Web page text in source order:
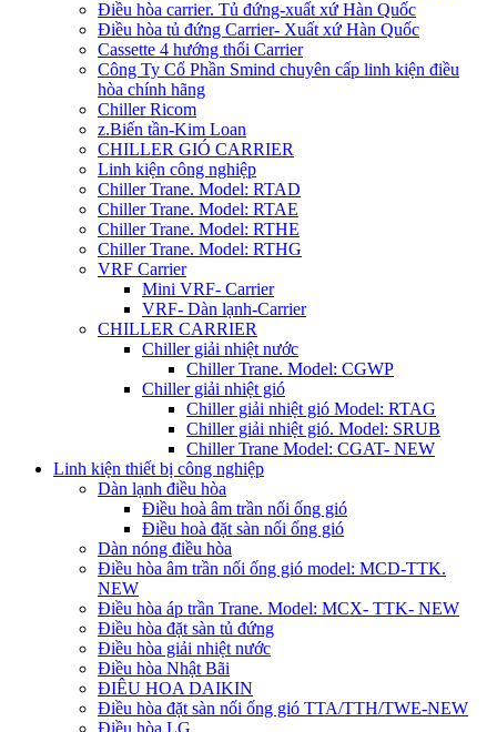
Điều hòa carrier. Tủ đứng-xuất xứ Hàn Quốc
Điều hòa tủ đứng Carrier- Xuất xứ Hàn Quốc
Cassette 4 hướng thổi Carrier
Công Ty Cổ Phần Smind chuyên cấp linh kiện điều
hòa chính hãng
Chiller Ricom
z.Biến tần-Kim Loan
CHILLER GIÓ CARRIER
Linh kiện công nghiệp
Chiller Trane. Model: RTAD
Chiller Trane. Model: RTAE
Chiller Trane. Model: RTHE
Chiller Trane. Model: RTHG
VRF Carrier
Mini VRF- Carrier
VRF- Dàn lạnh-Carrier
CHILLER CARRIER
Chiller giải nhiệt nước
Chiller Trane. Model: CGWP
Chiller giải nhiệt gió
Chiller giải nhiệt gió Model: RTAG
Chiller giải nhiệt gió. Model: SRUB
Chiller Trane Model: CGAT- NEW
Linh kiện thiết bị công nghiệp
Dàn lạnh điều hòa
Điều hoà âm trần nối ống gió
Điều hoà đặt sàn nối ống gió
Dàn nóng điều hòa
Điều hòa âm trần nối ống gió model: MCD-TTK.
NEW
Điều hòa áp trần Trane. Model: MCX- TTK- NEW
Điều hòa đặt sàn tủ đứng
Điều hòa giải nhiệt nước
Điều hòa Nhật Bãi
ĐIÊU HOA DAIKIN
Điều hòa đặt sàn nối ống gió TTA/TTH/TWE-NEW
Điều hòa LG